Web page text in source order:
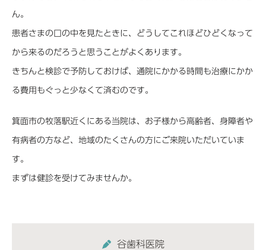
ん。
患者さまの口の中を見たときに、どうしてこれほどひどくなって
から来るのだろうと思うことがよくあります。
きちんと検診で予防しておけば、通院にかかる時間も治療にかか
る費用もぐっと少なくて済むのです。
箕面市の牧落駅近くにある当院は、お子様から高齢者、身障者や
有病者の方など、地域のたくさんの方にご来院いただいていま
す。
まずは健診を受けてみませんか。
谷歯科医院